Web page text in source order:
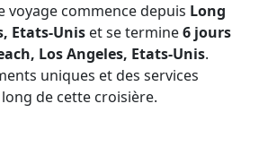
voyage commence depuis Long
Etats-Unis et se termine6 jours
Los Angeles, Etats-Unis.
uniques et des services
de cette croisière.